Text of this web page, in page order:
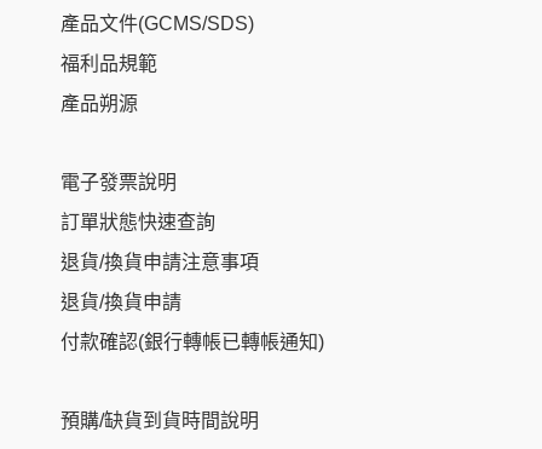
產品文件(GCMS/SDS)
福利品規範
產品朔源
電子發票說明
訂單狀態快速查詢
退貨/換貨申請注意事項
退貨/換貨申請
付款確認(銀行轉帳已轉帳通知)
預購/缺貨到貨時間說明